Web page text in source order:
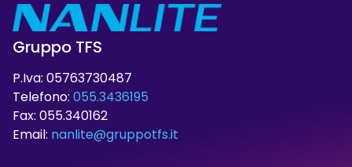
Gruppo TFS
P.Iva: 05763730487
Telefono: 055.3436195
Fax: 055.340162
Email: nanlite@gruppotfs.it